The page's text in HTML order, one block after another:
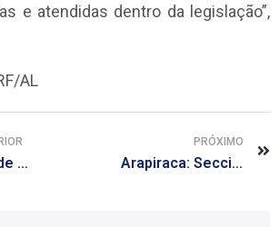
e atendidas dentro da legislação”,
AL
Rastreabilidade segue indefinida e ameaça segurança das vacinas
PRÓXIMO
Arapiraca: Seccional estará fechada de 01 a 05 de março